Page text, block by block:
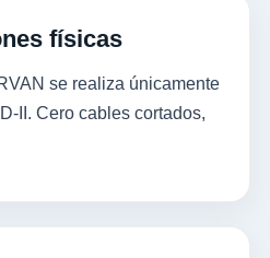
físicas
se realiza únicamente
II. Cero cables cortados,